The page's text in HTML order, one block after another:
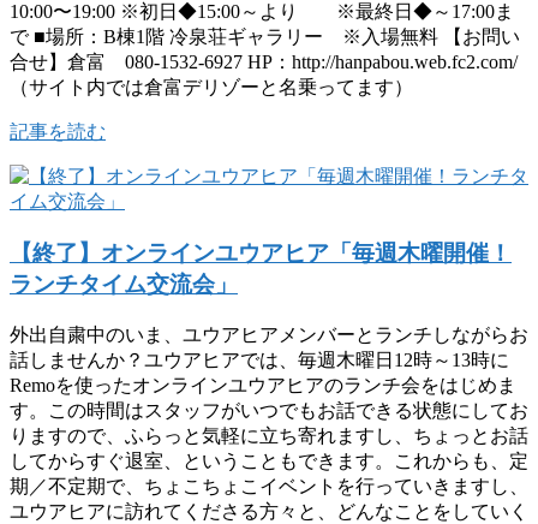
10:00〜19:00 ※初日◆15:00～より ※最終日◆～17:00ま
で ■場所：B棟1階 冷泉荘ギャラリー ※入場無料 【お問い
合せ】倉富 080-1532-6927 HP：http://hanpabou.web.fc2.com/
（サイト内では倉富デリゾーと名乗ってます）
記事を読む
【終了】オンラインユウアヒア「毎週木曜開催！
ランチタイム交流会」
外出自粛中のいま、ユウアヒアメンバーとランチしながらお
話しませんか？ユウアヒアでは、毎週木曜日12時～13時に
Remoを使ったオンラインユウアヒアのランチ会をはじめま
す。この時間はスタッフがいつでもお話できる状態にしてお
りますので、ふらっと気軽に立ち寄れますし、ちょっとお話
してからすぐ退室、ということもできます。これからも、定
期／不定期で、ちょこちょこイベントを行っていきますし、
ユウアヒアに訪れてくださる方々と、どんなことをしていく